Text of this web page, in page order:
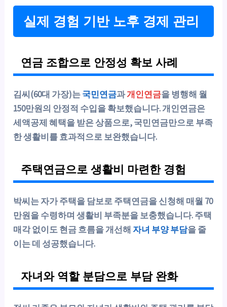
실제 경험 기반 노후 경제 관리
연금 조합으로 안정성 확보 사례
김씨(60대 가장)는국민연금과개인연금을 병행해 월
150만원의 안정적 수입을 확보했습니다. 개인연금은
세액공제 혜택을 받은 상품으로, 국민연금만으로 부족
한 생활비를 효과적으로 보완했습니다.
주택연금으로 생활비 마련한 경험
박씨는 자가 주택을 담보로 주택연금을 신청해 매월 70
만원을 수령하며 생활비 부족분을 보충했습니다. 주택
매각 없이도 현금 흐름을 개선해 자녀 부양 부담을 줄
이는 데 성공했습니다.
자녀와 역할 분담으로 부담 완화